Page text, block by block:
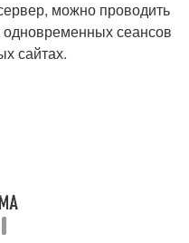
можно проводить
одновременных сеансов
сайтах.